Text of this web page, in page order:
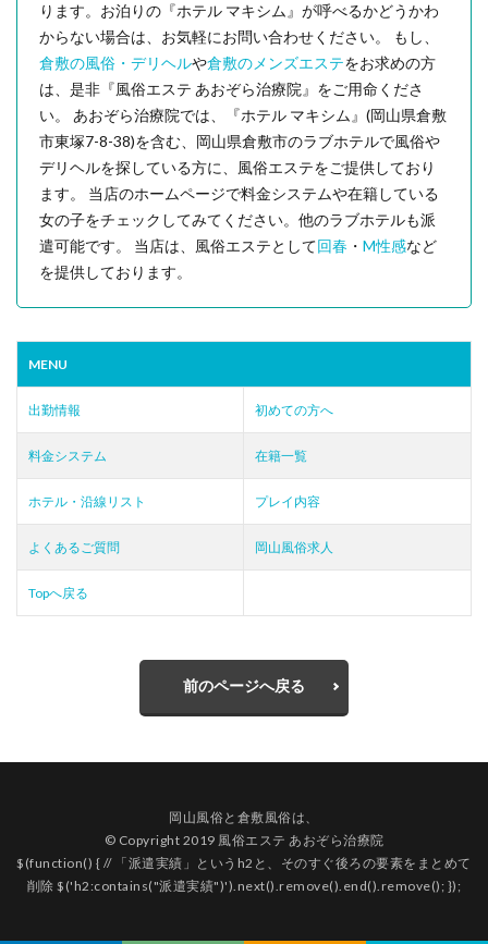
ります。お泊りの『ホテル マキシム』が呼べるかどうかわ
からない場合は、お気軽にお問い合わせください。 もし、
倉敷の風俗・デリヘルや倉敷のメンズエステをお求めの方
は、是非『風俗エステ あおぞら治療院』をご用命くださ
い。 あおぞら治療院では、『ホテル マキシム』(岡山県倉敷
市東塚7-8-38)を含む、岡山県倉敷市のラブホテルで風俗や
デリヘルを探している方に、風俗エステをご提供しており
ます。 当店のホームページで料金システムや在籍している
女の子をチェックしてみてください。他のラブホテルも派
遣可能です。 当店は、風俗エステとして回春 ・ M性感など
を提供しております。
MENU
出勤情報 初めての方へ
料金システム 在籍一覧
ホテル・沿線リスト プレイ内容
よくあるご質問 岡山風俗求人
Topへ戻る
前のページへ戻る
岡山風俗と 倉敷風俗は、
© Copyright 2019 風俗エステ あおぞら治療院
$(function() { // 「派遣実績」というh2と、そのすぐ後ろの要素をまとめて
削除 $('h2:contains("派遣実績")').next().remove().end().remove(); });